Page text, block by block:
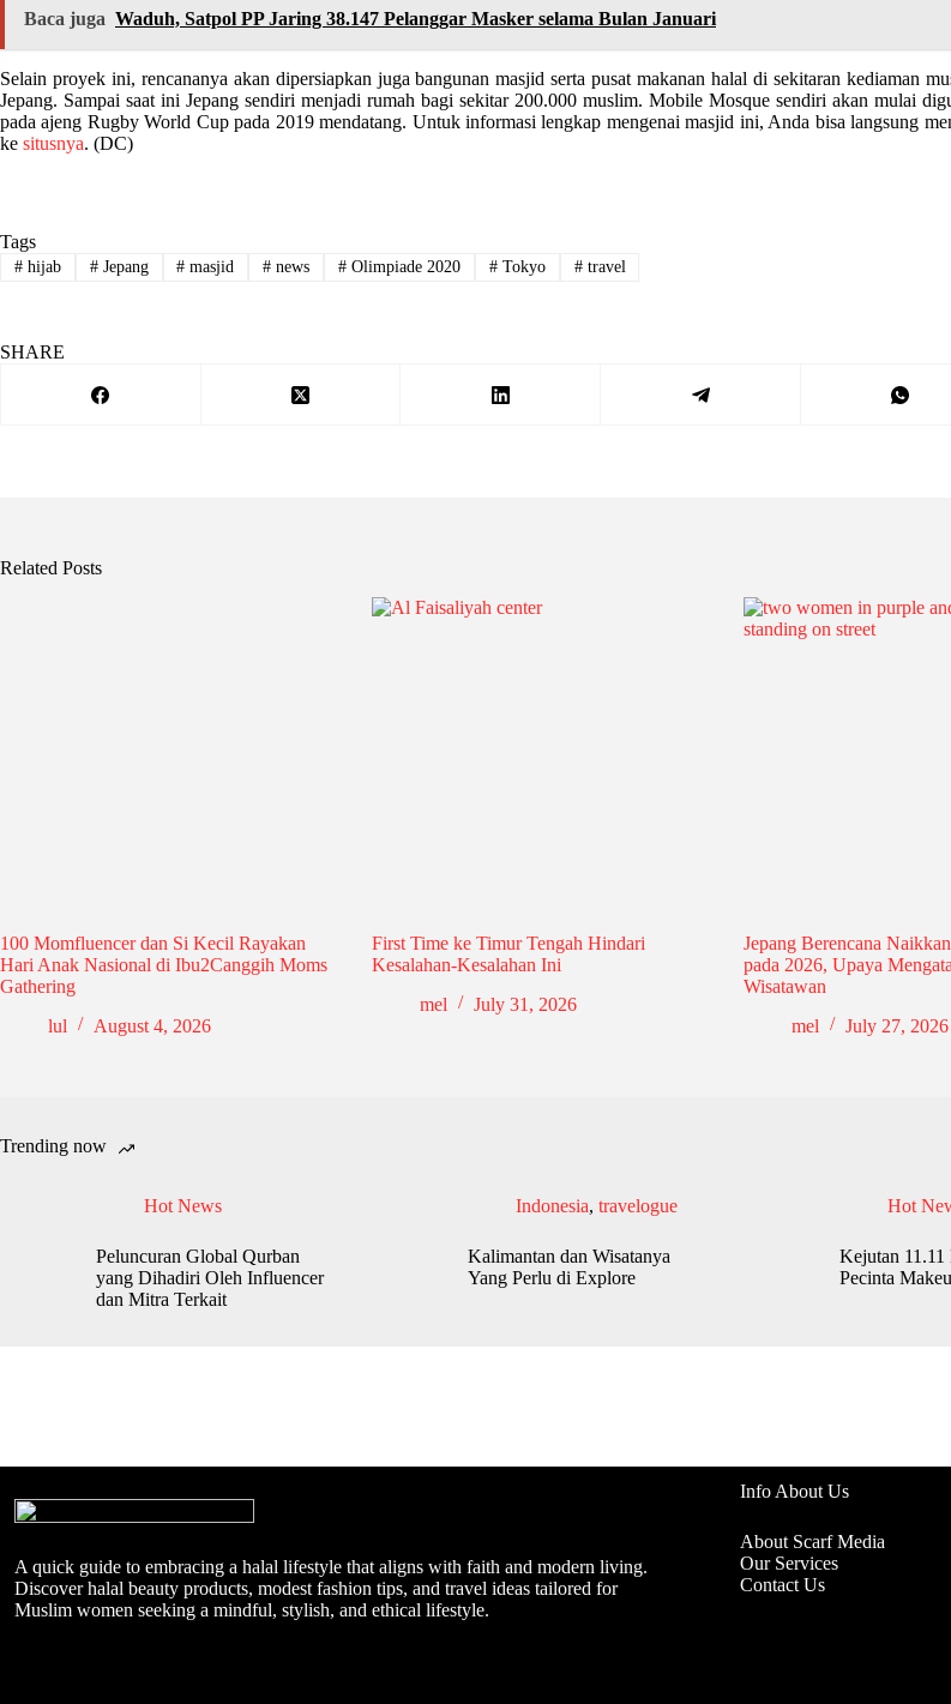
Baca juga Waduh, Satpol PP Jaring 38.147 Pelanggar Masker selama Bulan Januari
Selain proyek ini, rencananya akan dipersiapkan juga bangunan masjid serta pusat makanan halal di sekitaran kediaman
Jepang. Sampai saat ini Jepang sendiri menjadi rumah bagi sekitar 200.000 muslim. Mobile Mosque sendiri akan mulai
padaajeng Rugby World Cup pada 2019 mendatang. Untuk informasi lengkap mengenai masjid ini, Anda bisa langsung
ke situsnya. (DC)
Tags
#hijab #Jepang # masjid # news # Olimpiade 2020 #Tokyo #travel
SHARE
Related Posts
100 Momfluencer dan Si Kecil Rayakan
Hari Anak Nasional di Ibu2Canggih Moms
Gathering
lul
August 4, 2026
First Time ke Timur Tengah Hindari
Kesalahan-Kesalahan Ini
mel
July 31, 2026
Jepang Berencana
pada 2026, Upaya
Wisatawan
mel
July 27, 2026
Trending now
Hot News
Peluncuran Global Qurban
yang Dihadiri Oleh Influencer
dan Mitra Terkait
Indonesia, travelogue
Kalimantan dan Wisatanya
Yang Perlu di Explore
Hot
Kejutan 11.11
Pecinta
A quick guide to embracing a halal lifestyle that aligns with faith and modern living.
Discover halal beauty products, modest fashion tips, and travel ideas tailored for
Muslim women seeking a mindful, stylish, and ethical lifestyle.
Info About Us
About Scarf Media
Our Services
Contact Us